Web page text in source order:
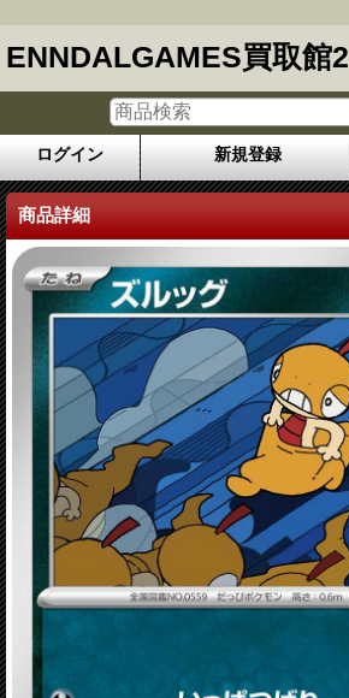
ENNDALGAMES買取館2
ログイン 新規登録
商品詳細